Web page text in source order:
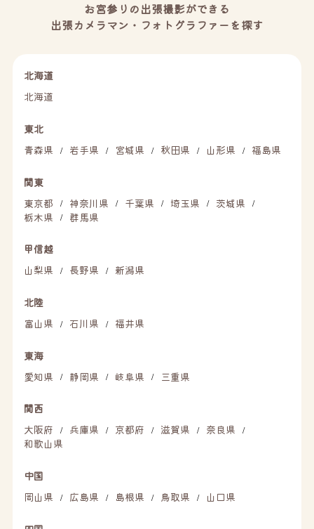
お宮参りの出張撮影ができる
出張カメラマン・フォトグラファーを探す
北海道
北海道
東北
青森県
/ 岩手県 / 宮城県 / 秋田県 / 山形県 / 福島県
関東
東京都
/ 神奈川県 / 千葉県 / 埼玉県 / 茨城県 /
栃木県 / 群馬県
甲信越
山梨県
/ 長野県 / 新潟県
北陸
富山県
/ 石川県 / 福井県
東海
愛知県
/ 静岡県 / 岐阜県 / 三重県
関西
大阪府
/ 兵庫県 / 京都府 / 滋賀県 / 奈良県 /
和歌山県
中国
岡山県
/ 広島県 / 島根県 / 鳥取県 / 山口県